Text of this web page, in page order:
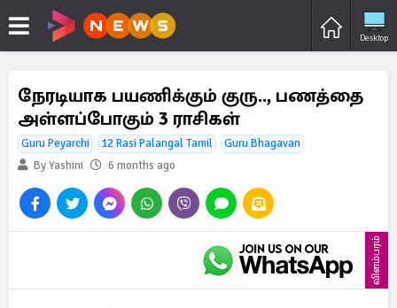
Desktop
நேரடியாக பயணிக்கும் குரு.., பணத்தை
அள்ளப்போகும் 3 ராசிகள்
Guru Peyarchi 12 Rasi Palangal Tamil
Guru Bhagavan
By Yashini
6 months ago
விளம்பரம்